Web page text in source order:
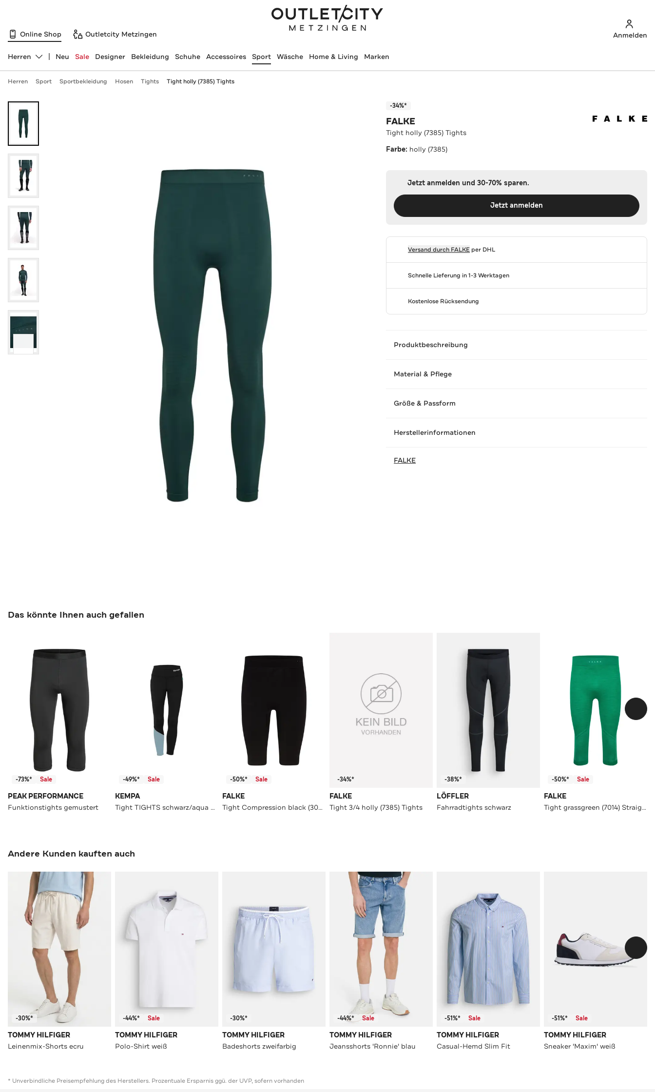
Online Shop Outletcity Metzingen Anmelden
Abteilung ändern, ausgewählt:
Herren Neu Sale Designer Bekleidung Schuhe Accessoires Sport Wäsche Home & Living Marken
Herren Sport Sportbekleidung Hosen Tights Tight holly (7385) Tights
-34%*
FALKE
Tight holly (7385) Tights
Farbe: holly (7385)
Jetzt anmelden und 30-70% sparen.
Jetzt anmelden
Versand durch FALKE per DHL
Schnelle Lieferung in 1-3 Werktagen
Kostenlose Rücksendung
Produktbeschreibung
Material & Pflege
Größe & Passform
Herstellerinformationen
FALKE
Das könnte Ihnen auch gefallen
-73%* Sale
PEAK PERFORMANCE
Funktionstights gemustert
-49%* Sale
KEMPA
Tight TIGHTS schwarz/aqua Slim
-50%* Sale
FALKE
Tight Compression black (3000) Tights
-34%*
FALKE
Tight 3/4 holly (7385) Tights
-38%*
LÖFFLER
Fahrradtights schwarz
-50%* Sale
FALKE
Tight grassgreen (7014) Straight
Andere Kunden kauften auch
-30%*
TOMMY HILFIGER
Leinenmix-Shorts ecru
-44%* Sale
TOMMY HILFIGER
Polo-Shirt weiß
-30%*
TOMMY HILFIGER
Badeshorts zweifarbig
-44%* Sale
TOMMY HILFIGER
Jeansshorts 'Ronnie' blau
-51%* Sale
TOMMY HILFIGER
Casual-Hemd Slim Fit
-51%* Sale
TOMMY HILFIGER
Sneaker 'Maxim' weiß
* Unverbindliche Preisempfehlung des Herstellers. Prozentuale Ersparnis ggü. der UVP, sofern vorhanden